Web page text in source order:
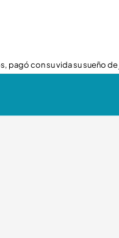
pagó con su vida su sueño